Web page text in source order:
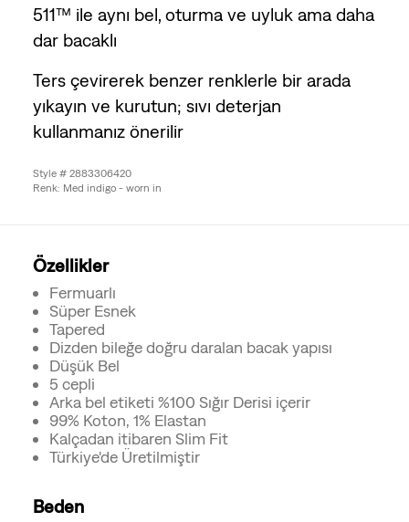
511™ ile aynı bel, oturma ve uyluk ama daha
dar bacaklı
Ters çevirerek benzer renklerle bir arada
yıkayın ve kurutun; sıvı deterjan
kullanmanız önerilir
Style # 2883306420
Renk: Med indigo - worn in
Özellikler
Fermuarlı
Süper Esnek
Tapered
Dizden bileğe doğru daralan bacak yapısı
Düşük Bel
5 cepli
Arka bel etiketi %100 Sığır Derisi içerir
99% Koton, 1% Elastan
Kalçadan itibaren Slim Fit
Türkiye'de Üretilmiştir
Beden